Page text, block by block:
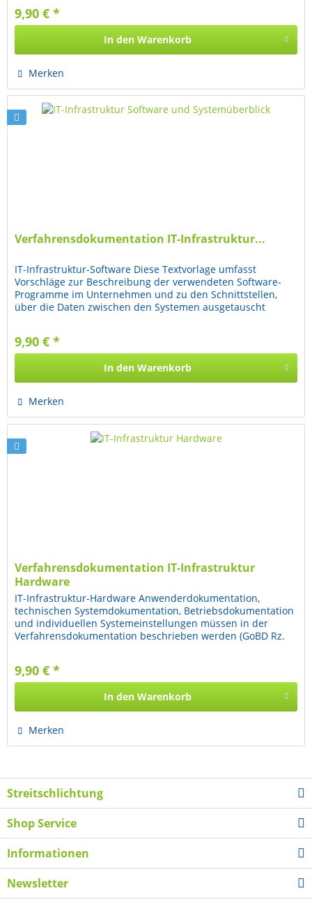
9,90 € *
In den Warenkorb
Merken
Verfahrensdokumentation IT-Infrastruktur...
IT-Infrastruktur-Software Diese Textvorlage umfasst
Vorschläge zur Beschreibung der verwendeten Software-
Programme im Unternehmen und zu den Schnittstellen,
über die Daten zwischen den Systemen ausgetauscht
9,90 € *
In den Warenkorb
Merken
Verfahrensdokumentation IT-Infrastruktur
Hardware
IT-Infrastruktur-Hardware Anwenderdokumentation,
technischen Systemdokumentation, Betriebsdokumentation
und individuellen Systemeinstellungen müssen in der
Verfahrensdokumentation beschrieben werden (GoBD Rz.
9,90 € *
In den Warenkorb
Merken
Streitschlichtung
Shop Service
Informationen
Newsletter